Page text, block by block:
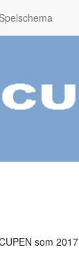
Spelschema
som 2017